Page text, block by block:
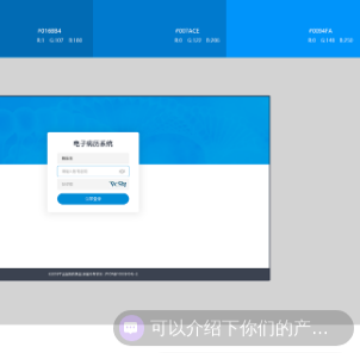
可以介绍下你们的产品么